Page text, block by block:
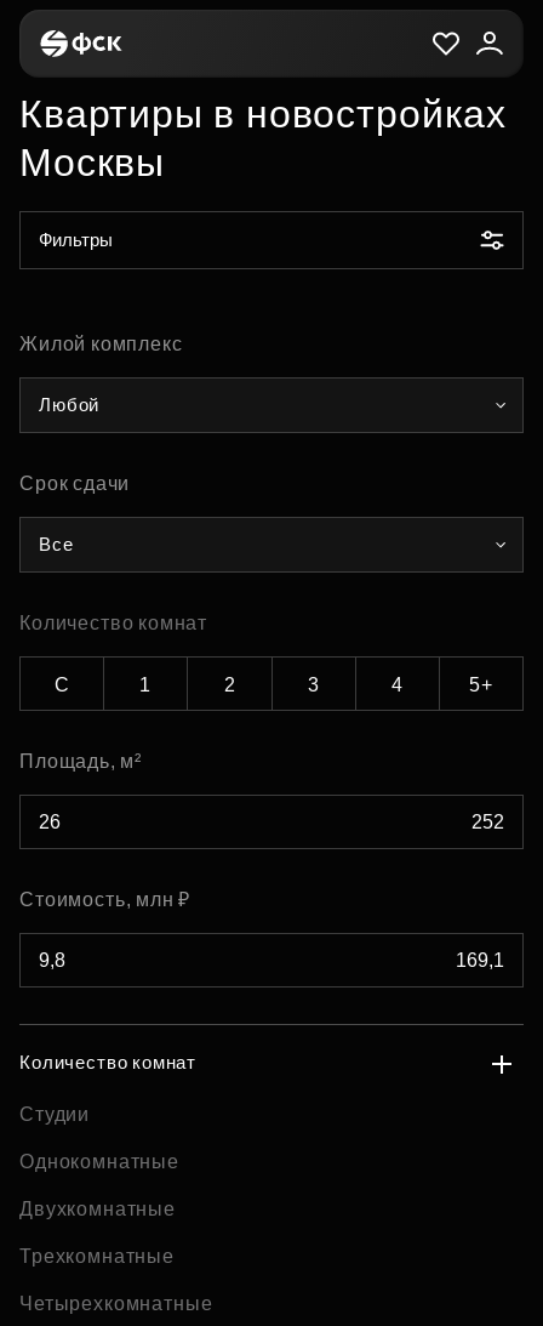
Квартиры в новостройках
Москвы
Фильтры
Жилой комплекс
Любой
Срок сдачи
Все
Количество комнат
С 1 2 3 4 5+
Площадь, м²
Стоимость, млн ₽
Количество комнат
Студии
Однокомнатные
Двухкомнатные
Трехкомнатные
Четырехкомнатные